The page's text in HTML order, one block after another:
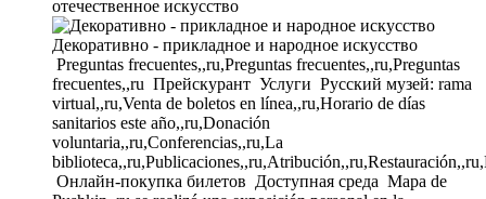
отечественное искусство
Декоративно - прикладное и народное искусство
Preguntas frecuentes,,ru,Preguntas frecuentes,,ru,Preguntas
frecuentes,,ru Прейскурант Услуги Русский музей: rama
virtual,,ru,Venta de boletos en línea,,ru,Horario de días
sanitarios este año,,ru,Donación
voluntaria,,ru,Conferencias,,ru,La
Онлайн-покупка билетов Доступная среда Mapa de